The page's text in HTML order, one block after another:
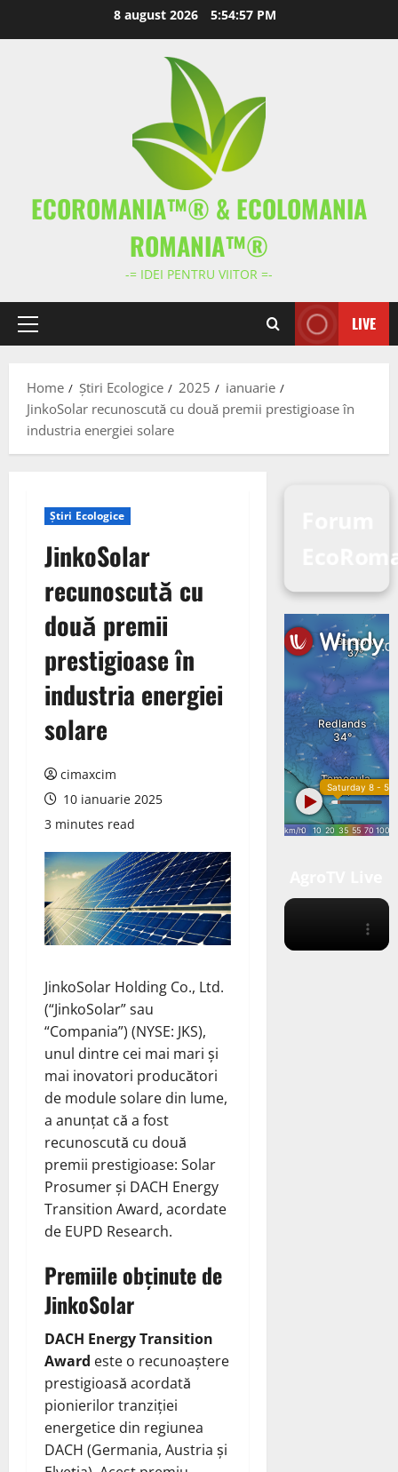
8 august 2026 5:54:58 PM
ECOROMANIA™® & ECOLOMANIA
ROMANIA™®
-= IDEI PENTRU VIITOR =-
Primary
LIVE
Home Știri Ecologice 2025
ianuarie
JinkoSolar recunoscută cu două premii prestigioase în
industria energiei solare
Știri Ecologice
JinkoSolar
recunoscută cu
două premii
prestigioase în
industria energiei
solare
cimaxcim
10 ianuarie 2025
3 minutes read
JinkoSolar Holding Co., Ltd.
(“JinkoSolar” sau
“Compania”) (NYSE: JKS),
unul dintre cei mai mari și
mai inovatori producători
de module solare din lume,
a anunțat că a fost
recunoscută cu două
premii prestigioase: Solar
Prosumer și DACH Energy
Transition Award, acordate
de EUPD Research.
Premiile obținute de
JinkoSolar
DACH Energy Transition
Award este o recunoaștere
prestigioasă acordată
pionierilor tranziției
energetice din regiunea
DACH (Germania, Austria și